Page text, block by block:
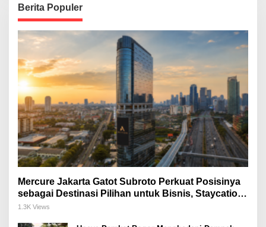
Berita Populer
Mercure Jakarta Gatot Subroto Perkuat Posisinya
sebagai Destinasi Pilihan untuk Bisnis, Staycation,
Meeting, dan Kuliner di Jakarta Selatan
1.3K Views